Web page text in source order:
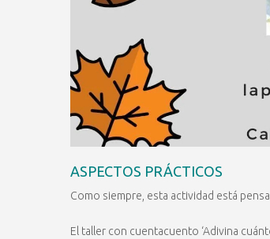
ASPECTOS PRÁCTICOS
Como siempre, esta actividad está
El taller con cuentacuento ‘Adivina